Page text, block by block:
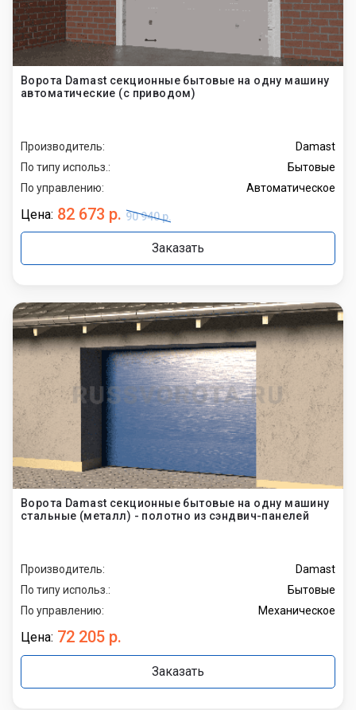
Ворота Damast секционные бытовые на одну машину
автоматические (с приводом)
Производитель:
Damast
По типу использ.:
Бытовые
По управлению:
Автоматическое
Цена: 82 673 р. 90 940 р.
Заказать
Ворота Damast секционные бытовые на одну машину
стальные (металл) - полотно из сэндвич-панелей
Производитель:
Damast
По типу использ.:
Бытовые
По управлению:
Механическое
Цена: 72 205 р.
Заказать